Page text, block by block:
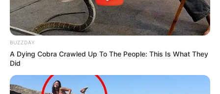
അംഗനവാടി ജീവനക്കാരിയായ യുവതിയെ ദുരൂഹ
സാഹചര്യത്തിൽ മരിച്ച നിലയിൽ കണ്ടെത്തി.
ബലാത്സംഗം എന്നാണ് സംശയം.
BUZZDAY
A Dying Cobra Crawled Up To The People: This Is What They
Did